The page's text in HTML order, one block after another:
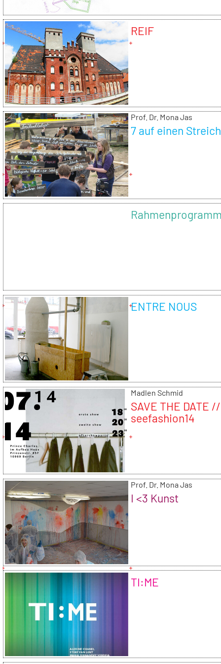
REIF
Prof. Dr. Mona Jas
7 auf einen Streich
ENTRE NOUS
Madlen Schmid
SAVE THE DATE //
seefashion14
Prof. Dr. Mona Jas
I <3 Kunst
TI:ME